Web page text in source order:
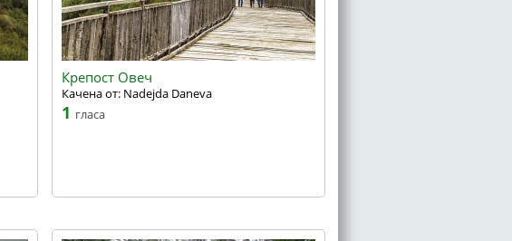
Крепост Овеч
Качена от: Nadejda Daneva
1 гласа